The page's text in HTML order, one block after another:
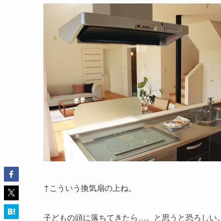
↑こういう換気扇の上ね。
子どもの頭に落ちてきたら…。と思うと恐ろしい